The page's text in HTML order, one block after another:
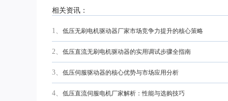
相关资讯：
1、 低压无刷电机驱动器厂家市场竞争力提升的核心策略
2、 低压直流无刷电机驱动器的实用调试步骤全指南
3、 低压伺服驱动器的核心优势与市场应用分析
4、 低压直流伺服电机厂家解析：性能与选购技巧